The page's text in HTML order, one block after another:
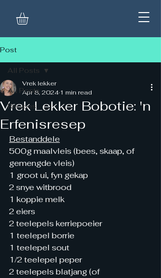
Post
All Posts
Recipes
All Posts
Vrek Lekker Bobotie: 'n
Erfenisresep
Vrek lekker
Apr 8, 20241 min read
Bestanddele
500g maalvleis (bees, skaap, of
gemengde vleis)
1 groot ui, fyn gekap
2 snye witbrood
1 koppie melk
2 eiers
2 teelepels kerriepoeier
1 teelepel borrie
1 teelepel sout
1/2 teelepel peper
2 teelepels blatjang (of